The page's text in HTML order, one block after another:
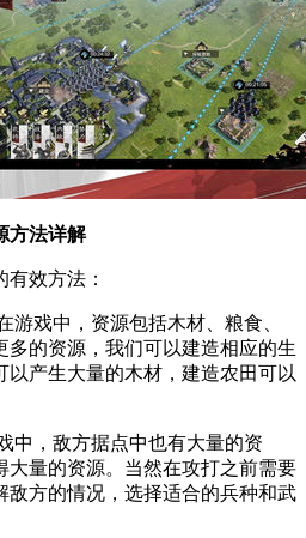
法详解
效方法：
戏中，资源包括木材、粮食、
多的资源，我们可以建造相应的生
以产生大量的木材，建造农田可以
，敌方据点中也有大量的资
大量的资源。当然在攻打之前需要
敌方的情况，选择适合的兵种和武